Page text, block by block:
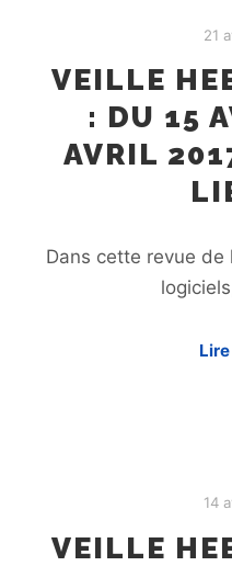
21
VEILLE
: DU 15
AVRIL
Dans cette revue de
14
VEILLE